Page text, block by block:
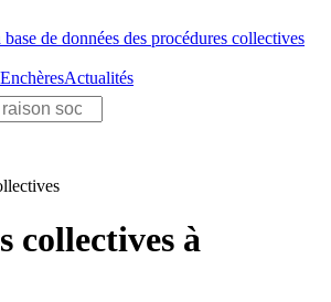
base de données des procédures collectives
EnchèresActualités
collectives à